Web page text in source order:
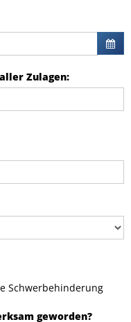
Zulagen:
Schwerbehinderung
geworden?